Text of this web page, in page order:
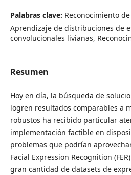
Palabras clave: Reconocimiento
Aprendizaje de distribuciones de
convolucionales livianas,
Resumen
Hoy en día, la búsqueda de
logren resultados comparables a
robustos ha recibido particular
implementación factible en
problemas que podrían
Facial Expression Recognition
gran cantidad de datasets de